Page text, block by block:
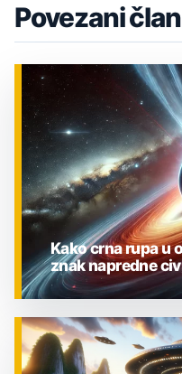
Povezani
ZNANOST
Kako crna rupa u
znak napredne